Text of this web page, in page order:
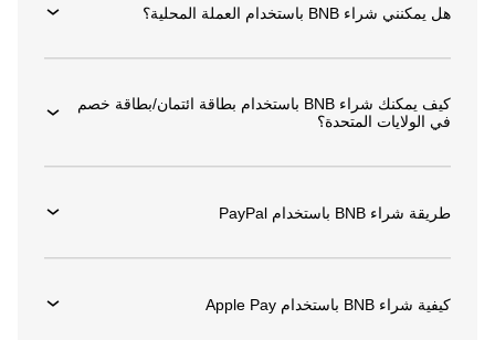
هل يمكنني شراء BNB باستخدام العملة المحلية؟
كيف يمكنك شراء BNB باستخدام بطاقة ائتمان/بطاقة خصم
في الولايات المتحدة؟
طريقة شراء BNB باستخدام PayPal
كيفية شراء BNB باستخدام Apple Pay